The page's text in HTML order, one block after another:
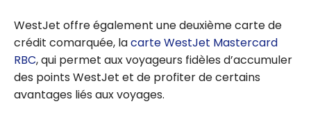
WestJet offre également une deuxième carte de
crédit comarquée, lacarte WestJet Mastercard
RBC, qui permet aux voyageurs fidèles d’accumuler
des points WestJet et de profiter de certains
avantages liés aux voyages.